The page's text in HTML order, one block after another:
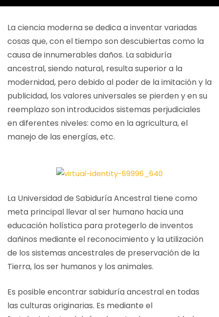
La ciencia moderna se dedica a inventar variadas
cosas que, con el tiempo son descubiertas como la
causa de innumerables daños. La sabiduría
ancestral, siendo natural, resulta superior a la
modernidad, pero debido al poder de la imitación y la
publicidad, los valores universales se pierden y en su
reemplazo son introducidos sistemas perjudiciales
en diferentes niveles: como en la agricultura, el
manejo de las energías, etc.
La Universidad de Sabiduría Ancestral tiene como
meta principal llevar al ser humano hacia una
educación holística para protegerlo de inventos
dañinos mediante el reconocimiento y la utilización
de los sistemas ancestrales de preservación de la
Tierra, los ser humanos y los animales.
Es posible encontrar sabiduría ancestral en todas
las culturas originarias. Es mediante el